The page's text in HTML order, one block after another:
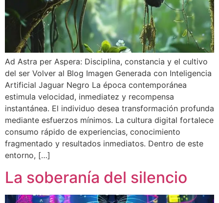
Ad Astra per Aspera: Disciplina, constancia y el cultivo
del ser Volver al Blog Imagen Generada con Inteligencia
Artificial Jaguar Negro La época contemporánea
estimula velocidad, inmediatez y recompensa
instantánea. El individuo desea transformación profunda
mediante esfuerzos mínimos. La cultura digital fortalece
consumo rápido de experiencias, conocimiento
fragmentado y resultados inmediatos. Dentro de este
entorno, […]
La soberanía del silencio